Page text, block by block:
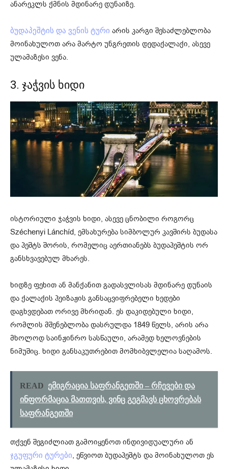
ანარეკლს ქმნის მდინარე დუნაიზე.
ბუდაპეშტის და ვენის ტური არის კარგი შესაძლებლობა
მოინახულოთ არა მარტო უნგრეთის დედაქალაქი, ასევე
ულამაზესი ვენა.
3. ჯაჭვის ხიდი
ისტორიული ჯაჭვის ხიდი, ასევე ცნობილი როგორც
Széchenyi Lánchíd, ემსახურება სიმბოლურ კავშირს ბუდასა
და პეშტს შორის, რომელიც აერთიანებს ბუდაპეშტის ორ
განსხვავებულ მხარეს.
ხიდზე ფეხით ან მანქანით გადასვლისას მდინარე დუნაის
და ქალაქის პეიზაჟის განსაცვიფრებელი ხედები
დაგხვდებათ ორივე მხრიდან. ეს დაკიდებული ხიდი,
რომლის მშენებლობა დასრულდა 1849 წელს, არის არა
მხოლოდ საინჟინრო სასწაული, არამედ ხელოვნების
ნიმუშიც. ხიდი განსაკუთრებით მომხიბვლელია საღამოს.
READ ემიგრაცია საფრანგეთში – რჩევები და
ინფორმაცია მათთვის, ვინც გეგმავს ცხოვრებას
საფრანგეთში
თქვენ შეგიძლიათ გამოიყენოთ ინდივიდუალური ან
ჯგუფური ტურები, ეწვიოთ ბუდაპეშტს და მოინახულოთ ეს